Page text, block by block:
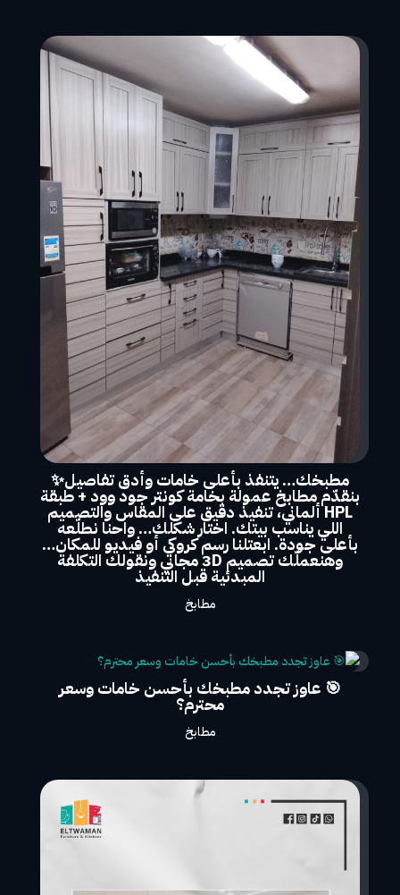
مطبخك… يتنفذ بأعلى خامات وأدق تفاصيل✨
بنقدّم مطابخ عمولة بخامة كونتر جود وود + طبقة
HPL ألماني، تنفيذ دقيق على المقاس والتصميم
اللي يناسب بيتك. اختار شكلك… واحنا نطلّعه
بأعلى جودة. ابعتلنا رسم كروكي أو فيديو للمكان…
وهنعملّك تصميم 3D مجاني ونقولك التكلفة
المبدئية قبل التنفيذ
مطابخ
🎯 عاوز تجدد مطبخك بأحسن خامات وسعر
محترم؟
مطابخ